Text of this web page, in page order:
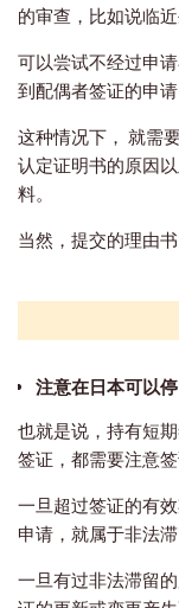
的审查，比如说临
可以尝试不经过申
到配偶者签证的申请
这种情况下， 就需
认定证明书的原因
料。
当然，提交的理由
注意在日本可以
也就是说，持有短
签证，都需要注意签
一旦超过签证的有
申请，就属于非法滞
一旦有过非法滞留